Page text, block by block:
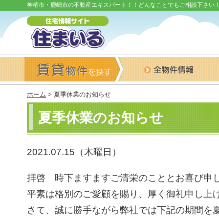
神栖市・鹿嶋市の不動産エキスパート！！どんなことでもご相談下さ
ホーム > 夏季休業のお知らせ
夏季休業のお知らせ
2021.07.15（木曜日）
拝啓 時下ますますご清栄のこととお喜び申
平素は格別のご愛顧を賜り、厚く御礼申し上
さて、誠に勝手ながら弊社では下記の期間を